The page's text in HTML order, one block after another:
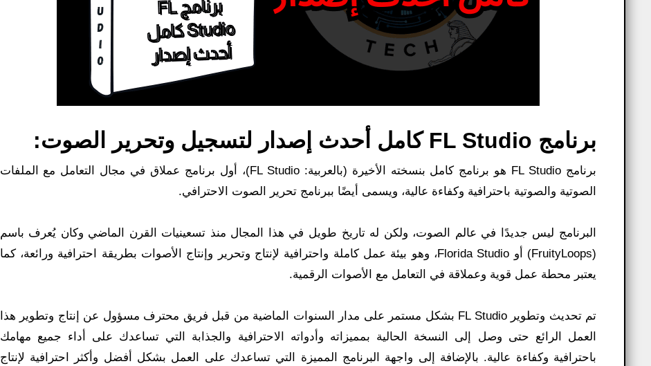
برنامج FL Studio كامل أحدث إصدار لتسجيل وتحرير الصوت:
برنامج FL Studio هو برنامج كامل بنسخته الأخيرة (بالعربية: FL Studio)، أول برنامج عملاق في مجال التعامل مع الملفات
الصوتية والصوتية باحترافية وكفاءة عالية، ويسمى أيضًا ببرنامج تحرير الصوت الاحترافي.
البرنامج ليس جديدًا في عالم الصوت، ولكن له تاريخ طويل في هذا المجال منذ تسعينيات القرن الماضي وكان يُعرف باسم
(FruityLoops) أو Florida Studio، وهو بيئة عمل كاملة واحترافية لإنتاج وتحرير وإنتاج الأصوات بطريقة احترافية ورائعة، كما
يعتبر محطة عمل قوية وعملاقة في التعامل مع الأصوات الرقمية.
تم تحديث وتطوير FL Studio بشكل مستمر على مدار السنوات الماضية من قبل فريق محترف مسؤول عن إنتاج وتطوير هذا
العمل الرائع حتى وصل إلى النسخة الحالية بمميزاته وأدواته الاحترافية والجذابة التي تساعدك على أداء جميع مهامك
باحترافية وكفاءة عالية. بالإضافة إلى واجهة البرنامج المميزة التي تساعدك على العمل بشكل أفضل وأكثر احترافية لإنتاج